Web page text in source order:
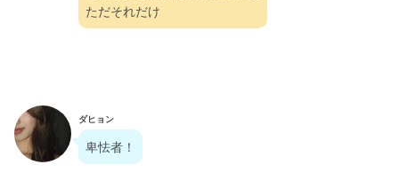
ただそれだけ
ダヒョン
卑怯者！